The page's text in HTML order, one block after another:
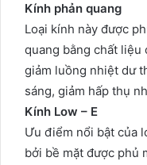
Kính phản quang
Loại kính này được
quang bằng chất liệu
giảm luồng nhiệt dư
sáng, giảm hấp thụ
Kính Low – E
Ưu điểm nổi bật của
bởi bề mặt được phủ